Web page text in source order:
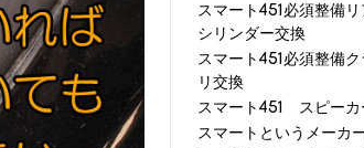
スマート451必須整備
シリンダー交換
スマート451必須整備
リ交換
スマート451 スピーカ
スマートというメーカー